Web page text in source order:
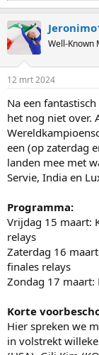
e
c
t
s
Well-Known
12 mrt 2024
Na een
het nog niet over.
een (op zaterdag
landen mee met
Servie, India en
Programma:
Vrijdag 15 maart:
relays
Zaterdag 16
finales relays
Zondag 17
Korte
Hier spreken we
in volstrekt